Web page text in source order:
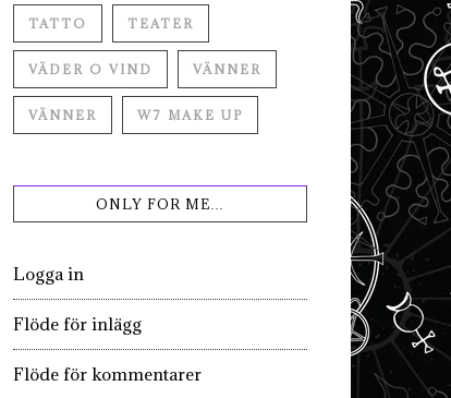
TATTO TEATER
VÄDER O VIND VÄNNER
VÄNNER W7 MAKE UP
ONLY FOR ME…
Logga in
Flöde för inlägg
Flöde för kommentarer